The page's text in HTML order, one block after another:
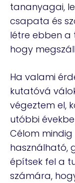
tananyagai,
csapata és
létre ebben a
hogy
Ha valami
kutatóvá
végeztem el,
utóbbi
Célom
használható,
építsek fel a
számára,